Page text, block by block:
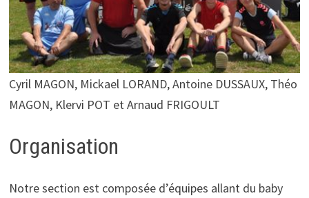
Cyril MAGON, Mickael LORAND, Antoine DUSSAUX, Théo
MAGON, Klervi POT et Arnaud FRIGOULT
Organisation
Notre section est composée d’équipes allant du baby